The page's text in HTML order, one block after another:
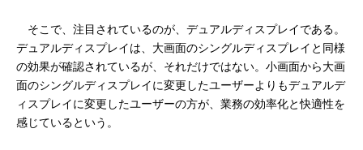
そこで、注目されているのが、デュアルディスプレイである。
デュアルディスプレイは、大画面のシングルディスプレイと同様
の効果が確認されているが、それだけではない。小画面から大画
面のシングルディスプレイに変更したユーザーよりもデュアルデ
ィスプレイに変更したユーザーの方が、業務の効率化と快適性を
感じているという。